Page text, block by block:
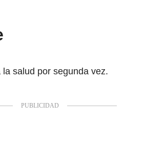
salud por segunda vez.